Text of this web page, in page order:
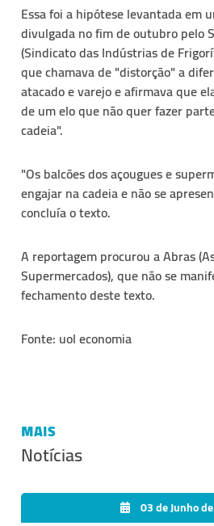
Essa foi a hipótese levantada em
divulgada no fim de outubro pelo
(Sindicato das Indústrias de
que chamava de "distorção" a
atacado e varejo e afirmava que
de um elo que não quer fazer
cadeia".
"Os balcões dos açougues e
engajar na cadeia e não se
concluía o texto.
A reportagem procurou a Abras
Supermercados), que não se
fechamento deste texto.
Fonte: uol economia
MAIS
Notícias
03 de Junho